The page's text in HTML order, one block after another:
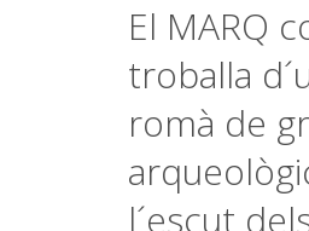
El MARQ
troballa
romà de
l´escut